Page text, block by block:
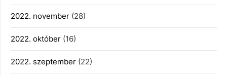
2022. november (28)
2022. október (16)
2022. szeptember (22)